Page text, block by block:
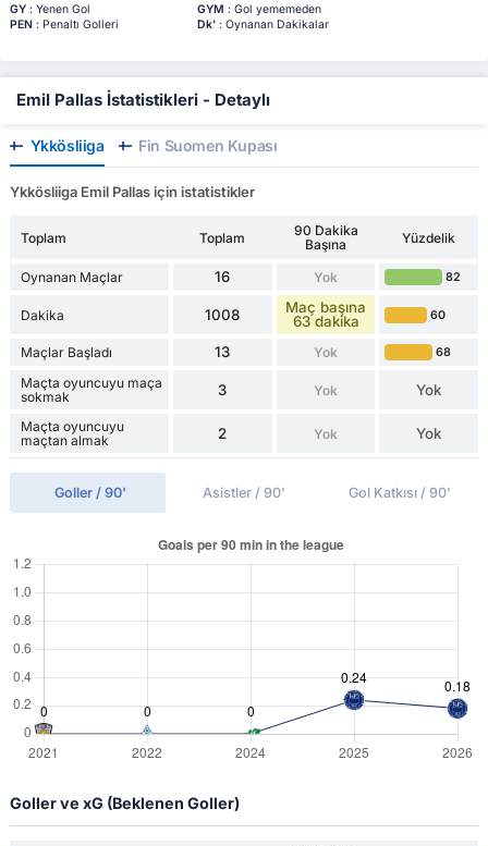
GY: Yenen Gol GYM : Gol yememeden
PEN: Penaltı Golleri Dk': Oynanan Dakikalar
Emil Pallas İstatistikleri - Detaylı
Ykkösliiga Fin Suomen Kupası
Ykkösliiga Emil Pallas için istatistikler
Toplam Toplam
90 Dakika
Başına
Yüzdelik
Oynanan Maçlar 16 Yok 82
Dakika 1008
Maç başına
63 dakika
60
Maçlar Başladı 13 Yok 68
Maçta oyuncuyu maça
sokmak
3 Yok Yok
Maçta oyuncuyu
maçtan almak
2 Yok Yok
Goller / 90' Asistler / 90' Gol Katkısı / 90'
Goller ve xG (Beklenen Goller)